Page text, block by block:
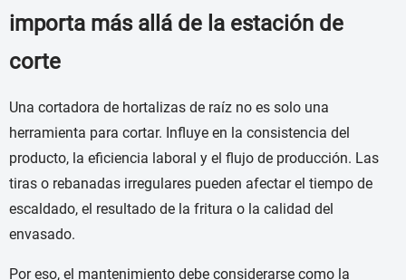
importa más allá de la estación de
corte
Una cortadora de hortalizas de raíz no es solo una
herramienta para cortar. Influye en la consistencia del
producto, la eficiencia laboral y el flujo de producción. Las
tiras o rebanadas irregulares pueden afectar el tiempo de
escaldado, el resultado de la fritura o la calidad del
envasado.
Por eso, el mantenimiento debe considerarse como la